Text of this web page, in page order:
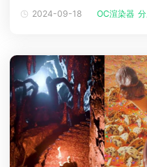
染方式，下面来看看吧。OC渲染
2024-09-18 OC渲染器